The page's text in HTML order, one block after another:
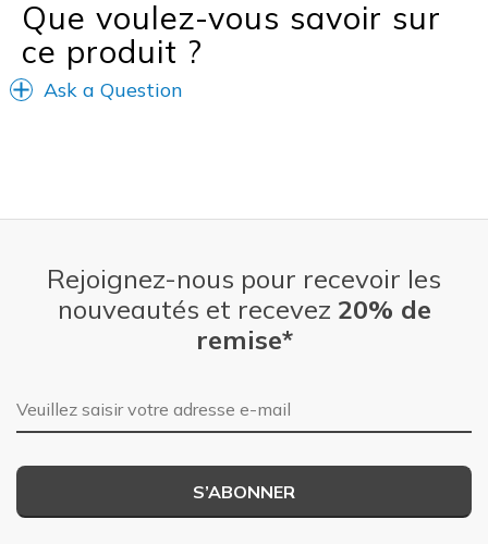
Que voulez-vous savoir sur
ce produit ?
Ask a Question
Rejoignez-nous pour recevoir les
nouveautés et recevez 20% de
remise*
Adresse e-mail
S’ABONNER